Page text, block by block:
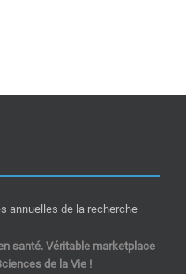
santé. Véritable marketplace
de la Vie !